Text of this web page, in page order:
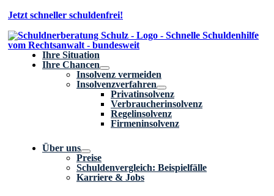
Zum
springen
Jetzt schneller schuldenfrei!
Ihre Situation
Ihre Chancen
Insolvenz vermeiden
Insolvenzverfahren
Privatinsolvenz
Verbraucherinsolvenz
Regelinsolvenz
Firmeninsolvenz
Über uns
Preise
Schuldenvergleich: Beispielfälle
Karriere & Jobs